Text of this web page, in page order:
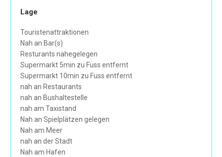
Lage
Touristenattraktionen
Nah an Bar(s)
Resturants nahegelegen
Supermarkt 5min zu Fuss entfernt
Supermarkt 10min zu Fuss entfernt
nah an Restaurants
nah an Bushaltestelle
nah am Taxistand
Nah an Spielplätzen gelegen
Nah am Meer
nah an der Stadt
Nah am Hafen